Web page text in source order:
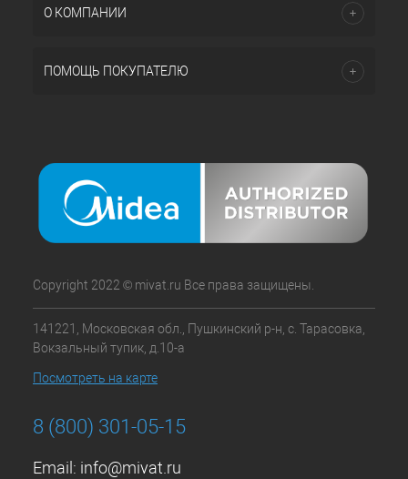
О КОМПАНИИ
ПОМОЩЬ ПОКУПАТЕЛЮ
Copyright 2022 © mivat.ru Все права защищены.
141221, Московская обл., Пушкинский р-н, с. Тарасовка,
Вокзальный тупик, д.10-а
Посмотреть на карте
8 (800) 301-05-15
Email: info@mivat.ru